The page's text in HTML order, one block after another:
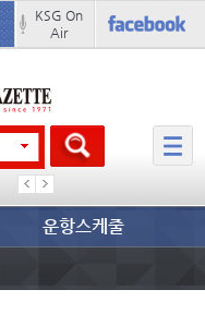
KSG On
Air
�
운항스케줄